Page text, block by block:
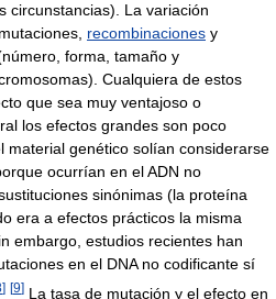
circunstancias). La variación
recombinaciones y
forma, tamaño y
Cualquiera de estos
que sea muy ventajoso o
los efectos grandes son poco
material genético solían considerarse
ocurrían en el ADN no
sinónimas (la proteína
era a efectos prácticos la misma
embargo, estudios recientes han
en el DNA no codificante sí
] [9] La tasa de mutación y el efecto en